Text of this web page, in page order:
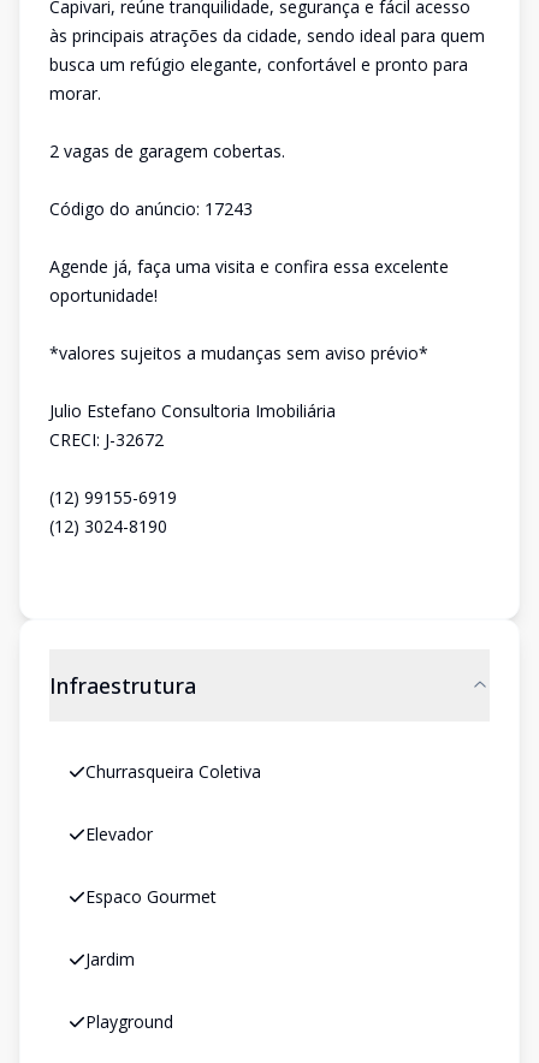
Capivari, reúne tranquilidade, segurança e fácil acesso
às principais atrações da cidade, sendo ideal para quem
busca um refúgio elegante, confortável e pronto para
morar.
2 vagas de garagem cobertas.
Código do anúncio: 17243
Agende já, faça uma visita e confira essa excelente
oportunidade!
*valores sujeitos a mudanças sem aviso prévio*
Julio Estefano Consultoria Imobiliária
CRECI: J-32672
(12) 99155-6919
(12) 3024-8190
Infraestrutura
Churrasqueira Coletiva
Elevador
Espaco Gourmet
Jardim
Playground